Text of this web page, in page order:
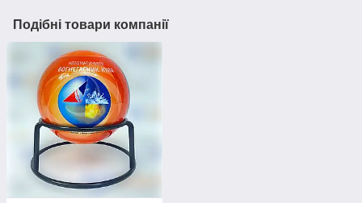
Подібні товари компанії